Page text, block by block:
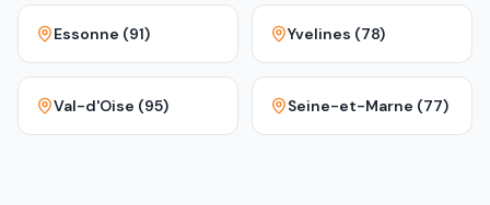
Essonne (91) Yvelines (78)
Val-d'Oise (95) Seine-et-Marne (77)